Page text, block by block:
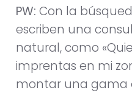
PW: Con la
escriben una
natural, como
imprentas en mi
montar una gama